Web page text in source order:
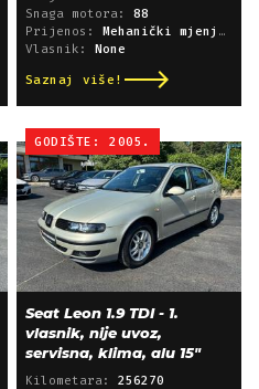
Snaga motora: 88
Prijenos: Mehanički mjenjač
Vlasnik: None
Saznaj više!
GODIŠTE: 2005.
Seat Leon 1.9 TDI - 1.
vlasnik, nije uvoz,
servisna, klima, alu 15"
Kilometara: 256270